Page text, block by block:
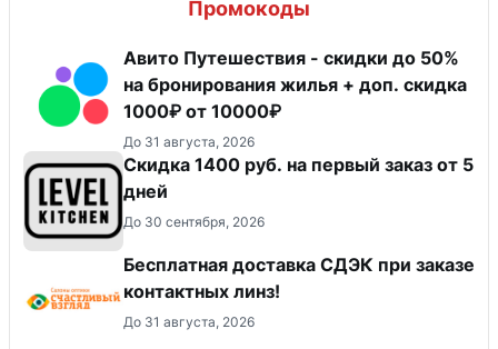
Промокоды
Авито Путешествия - скидки до 50%
на бронирования жилья + доп. скидка
1000₽ от 10000₽
До 31 августа, 2026
Скидка 1400 руб. на первый заказ от 5
дней
До 30 сентября, 2026
Бесплатная доставка СДЭК при заказе
контактных линз!
До 31 августа, 2026